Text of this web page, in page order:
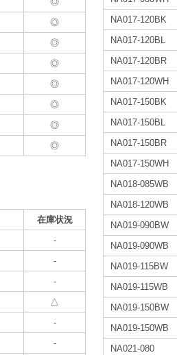
NA017-120BK
NA017-120BL
NA017-120BR
NA017-120WH
NA017-150BK
NA017-150BL
NA017-150BR
NA017-150WH
NA018-085WB
NA018-120WB
NA019-090BW
NA019-090WB
NA019-115BW
NA019-115WB
NA019-150BW
NA019-150WB
NA021-080
◎
◎
◎
◎
◎
◎
◎
在庫状況
-
-
-
△
-
-